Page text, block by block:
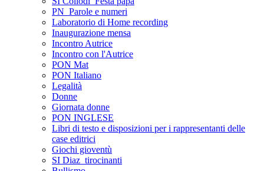
PN_Parole e numeri
Laboratorio di Home recording
Inaugurazione mensa
Incontro Autrice
Incontro con l'Autrice
PON Mat
PON Italiano
Legalità
Donne
Giornata donne
PON INGLESE
Libri di testo e disposizioni per i rappresentanti delle
case editrici
Giochi gioventù
SI Diaz_tirocinanti